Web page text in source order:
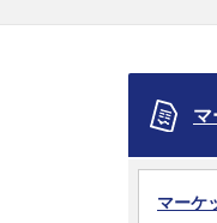
マ
マーケ